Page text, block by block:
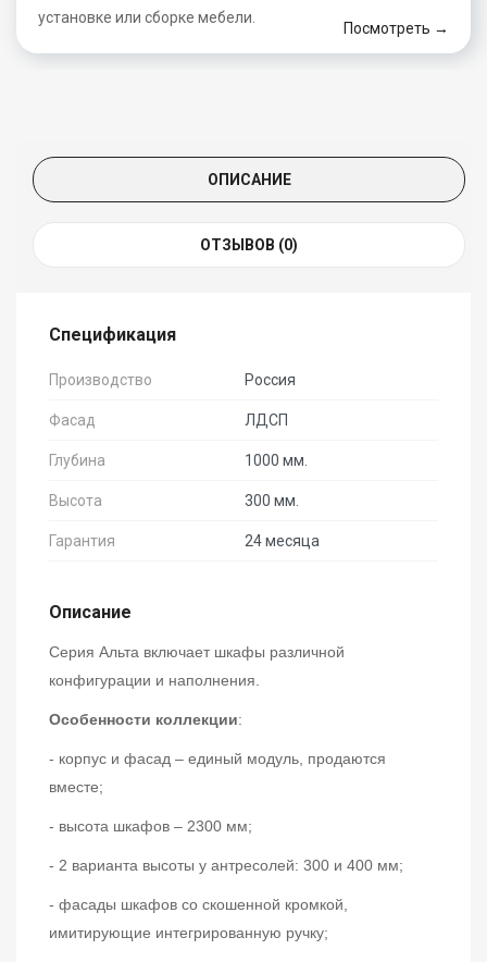
установке или сборке мебели.
Посмотреть →
ОПИСАНИЕ
ОТЗЫВОВ (0)
Спецификация
Производство Россия
Фасад ЛДСП
Глубина 1000 мм.
Высота 300 мм.
Гарантия 24 месяца
Описание
Серия Альта включает шкафы различной
конфигурации и наполнения.
Особенности коллекции:
- корпус и фасад – единый модуль, продаются
вместе;
- высота шкафов – 2300 мм;
- 2 варианта высоты у антресолей: 300 и 400 мм;
- фасады шкафов со скошенной кромкой,
имитирующие интегрированную ручку;